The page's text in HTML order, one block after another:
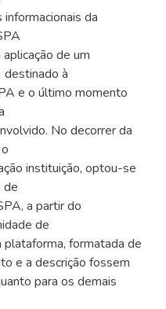
da
de um
destinado à
e o último momento
No decorrer da
instituição, optou-se
de
a partir do
de
plataforma, formatada de
e a descrição fossem
para os demais